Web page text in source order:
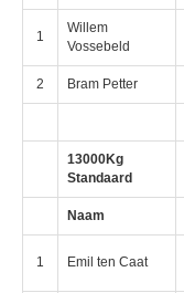
1
Willem
Vossebeld
2 Bram Petter
13000Kg
Standaard
Naam
1 Emil ten Caat